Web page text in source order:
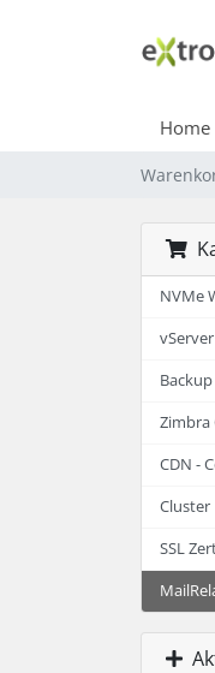
Home
NVMe
vServer
Backup
Zimbra
CDN -
Cluster
SSL